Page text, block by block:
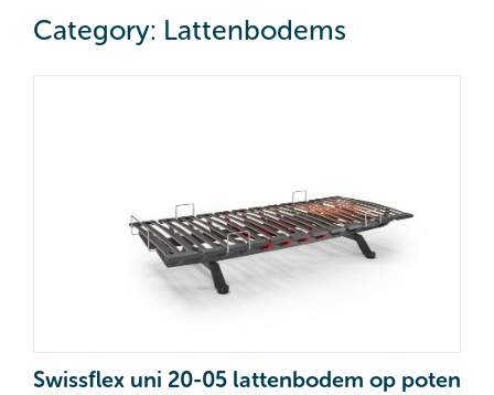
Category: Lattenbodems
Swissflex uni 20-05 lattenbodem op poten